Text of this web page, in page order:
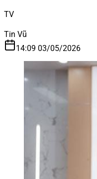
TV
Tin Vũ
14:09 03/05/2026